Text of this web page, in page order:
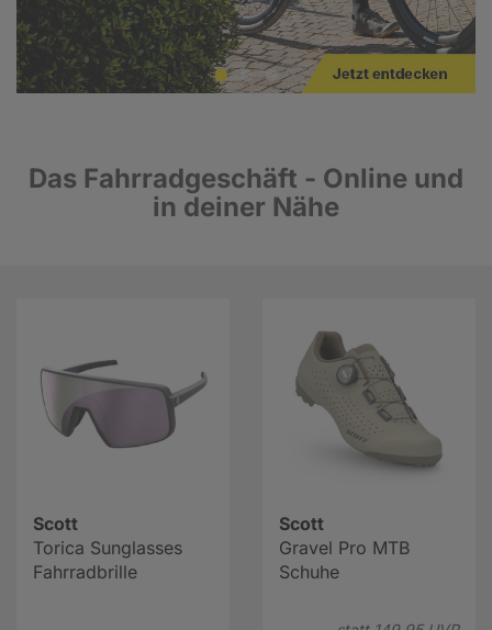
Das Fahrradgeschäft - Online und
in deiner Nähe
Scott
Torica Sunglasses
Fahrradbrille
Scott
Gravel Pro MTB
Schuhe